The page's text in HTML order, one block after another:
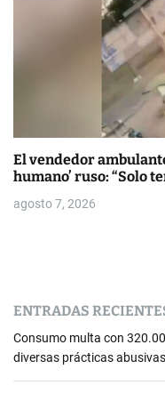
El vendedor
humano’ ruso: “Solo
agosto 7, 2026
ENTRADAS
Consumo multa con
diversas prácticas abusivas